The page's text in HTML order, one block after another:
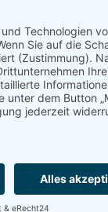
164, S, M, L, XL,